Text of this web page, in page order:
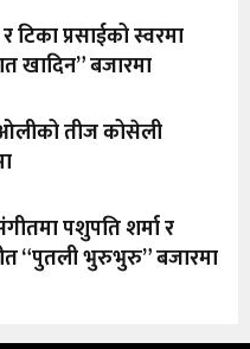
प्रसाईको स्वरमा
खादिन” बजारमा
तीज कोसेली
पशुपति शर्मा र
“पुतली भुरुभुरु” बजारमा